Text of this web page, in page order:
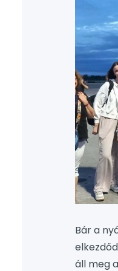
hanem
hogy
Bár a
áll meg